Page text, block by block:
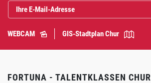
WEBCAM GIS-Stadtplan Chur
FORTUNA - TALENTKLASSEN CHUR